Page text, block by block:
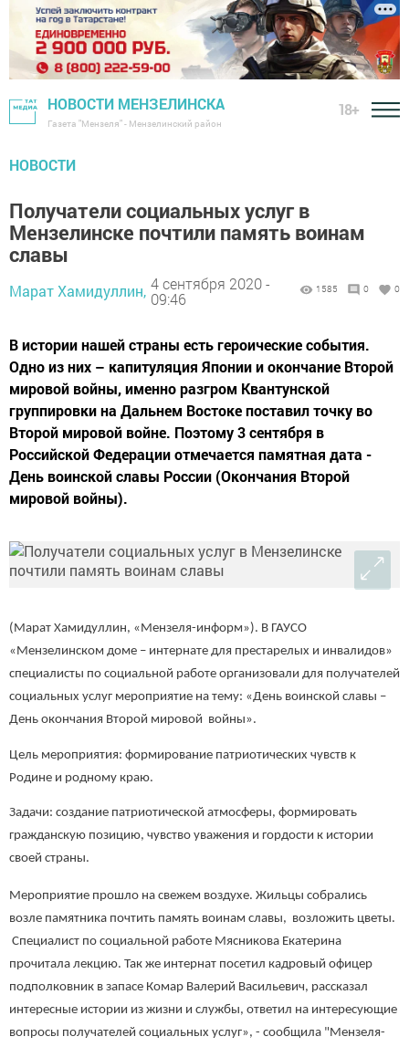
НОВОСТИ МЕНЗЕЛИНСКА
Газета "Мензеля" - Мензелинский район
18+
НОВОСТИ
Получатели социальных услуг в
Мензелинске почтили память воинам
славы
Марат Хамидуллин, 4 сентября 2020 -
09:46
1585 0 0
В истории нашей страны есть героические события.
Одно из них – капитуляция Японии и окончание Второй
мировой войны, именно разгром Квантунской
группировки на Дальнем Востоке поставил точку во
Второй мировой войне. Поэтому 3 сентября в
Российской Федерации отмечается памятная дата -
День воинской славы России (Окончания Второй
мировой войны).
(Марат Хамидуллин, «Мензеля-информ»). В ГАУСО
«Мензелинском доме – интернате для престарелых и инвалидов»
специалисты по социальной работе организовали для получателей
социальных услуг мероприятие на тему: «День воинской славы –
День окончания Второй мировой войны».
Цель мероприятия: формирование патриотических чувств к
Родине и родному краю.
Задачи: создание патриотической атмосферы, формировать
гражданскую позицию, чувство уважения и гордости к истории
своей страны.
Мероприятие прошло на свежем воздухе. Жильцы собрались
возле памятника почтить память воинам славы, возложить цветы.
Специалист по социальной работе Мясникова Екатерина
прочитала лекцию. Так же интернат посетил кадровый офицер
подполковник в запасе Комар Валерий Васильевич, рассказал
интересные истории из жизни и службы, ответил на интересующие
вопросы получателей социальных услуг», - сообщила "Мензеля-